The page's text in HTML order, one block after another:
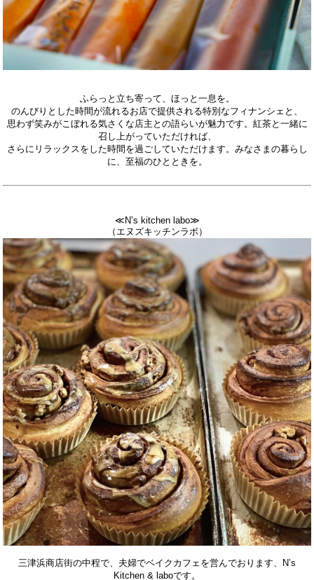
ふらっと立ち寄って、ほっと一息を。
のんびりとした時間が流れるお店で提供される特別なフィナンシェと、
思わず笑みがこぼれる気さくな店主との語らいが魅力です。紅茶と一緒に
召し上がっていただければ、
さらにリラックスをした時間を過ごしていただけます。みなさまの暮らし
に、至福のひとときを。
≪N’s kitchen labo≫
（エヌズキッチンラボ）
三津浜商店街の中程で、夫婦でベイクカフェを営んでおります、N’s
Kitchen & laboです。